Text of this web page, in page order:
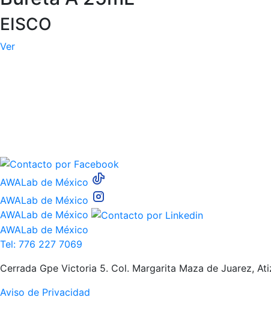
EISCO
Ver
AWALab de México
AWALab de México
AWALab de México
AWALab de México
Tel: 776 227 7069
Cerrada Gpe Victoria 5. Col. Margarita Maza de Juarez,
Aviso de Privacidad